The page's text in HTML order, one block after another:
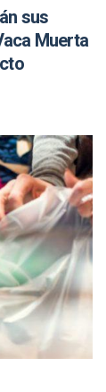
sus
Muerta